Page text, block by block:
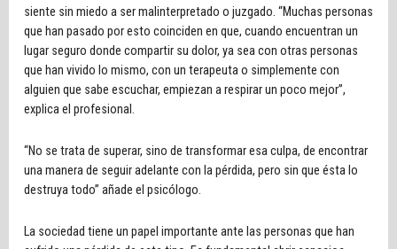
siente sin miedo a ser malinterpretado o juzgado. “Muchas personas
que han pasado por esto coinciden en que, cuando encuentran un
lugar seguro donde compartir su dolor, ya sea con otras personas
que han vivido lo mismo, con un terapeuta o simplemente con
alguien que sabe escuchar, empiezan a respirar un poco mejor”,
explica el profesional.
“No se trata de superar, sino de transformar esa culpa, de encontrar
una manera de seguir adelante con la pérdida, pero sin que ésta lo
destruya todo” añade el psicólogo.
La sociedad tiene un papel importante ante las personas que han